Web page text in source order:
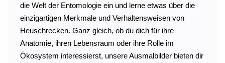
die Welt der Entomologie ein und lerne etwas über die
einzigartigen Merkmale und Verhaltensweisen von
Heuschrecken. Ganz gleich, ob du dich für ihre
Anatomie, ihren Lebensraum oder ihre Rolle im
Ökosystem interessierst, unsere Ausmalbilder bieten dir